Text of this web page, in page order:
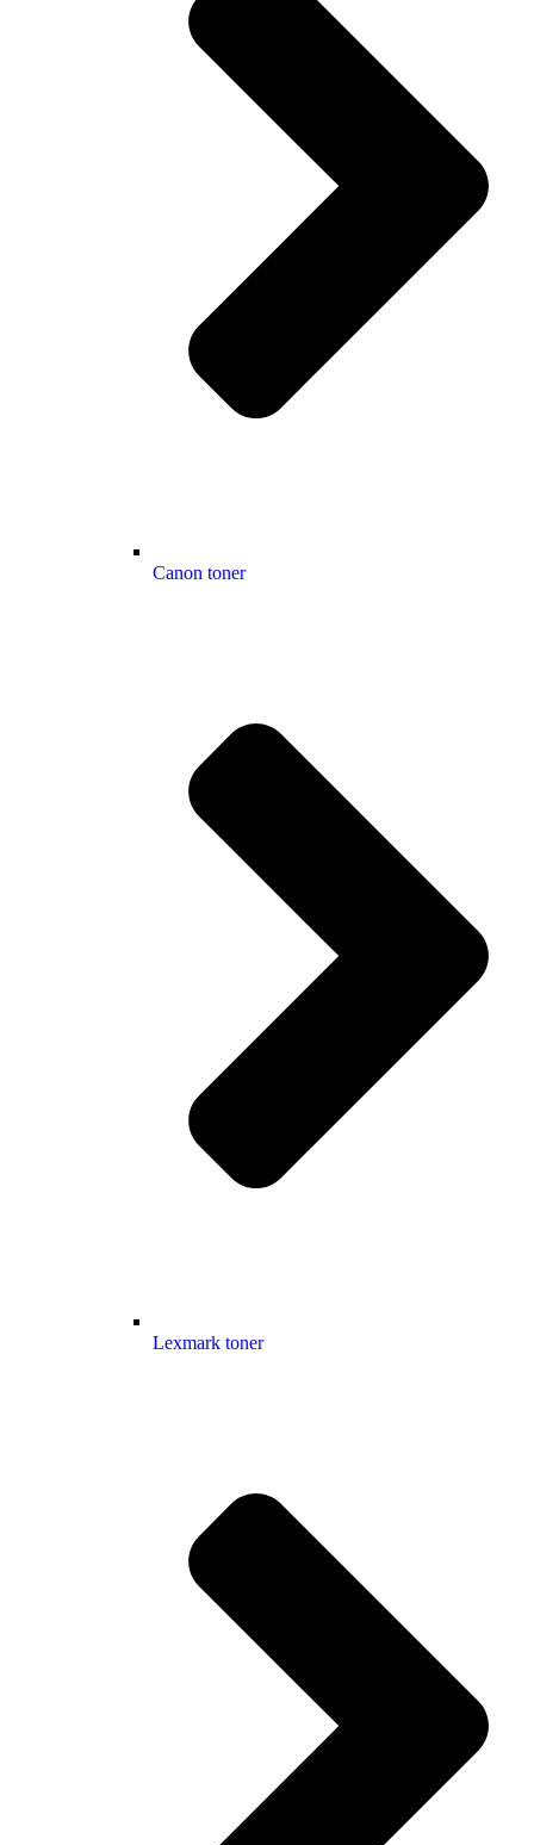
Canon toner
Lexmark toner